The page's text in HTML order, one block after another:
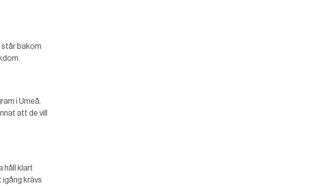
bakom
i Umeå.
att de vill
håll klart
krävs